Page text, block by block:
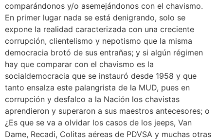
comparándonos y/o asemejándonos con el chavismo.
En primer lugar nada se está denigrando, solo se
expone la realidad caracterizada con una creciente
corrupción, clientelismo y nepotismo que la misma
democracia brotó de sus entrañas; y si algún régimen
hay que comparar con el chavismo es la
socialdemocracia que se instauró desde 1958 y que
tanto ensalza este palangrista de la MUD, pues en
corrupción y desfalco a la Nación los chavistas
aprendieron y superaron a sus maestros antecesores; o
¿Es que se va a olvidar los casos de los jeeps, Van
Dame, Recadi, Colitas aéreas de PDVSA y muchas otras